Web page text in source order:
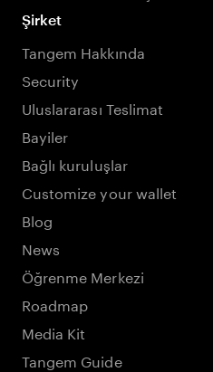
Şirket
Tangem Hakkında
Security
Uluslararası Teslimat
Bayiler
Bağlı kuruluşlar
Customize your wallet
Blog
News
Öğrenme Merkezi
Roadmap
Media Kit
Tangem Guide